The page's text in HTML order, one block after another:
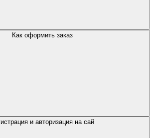
Как оформить заказ
и авторизация на сай